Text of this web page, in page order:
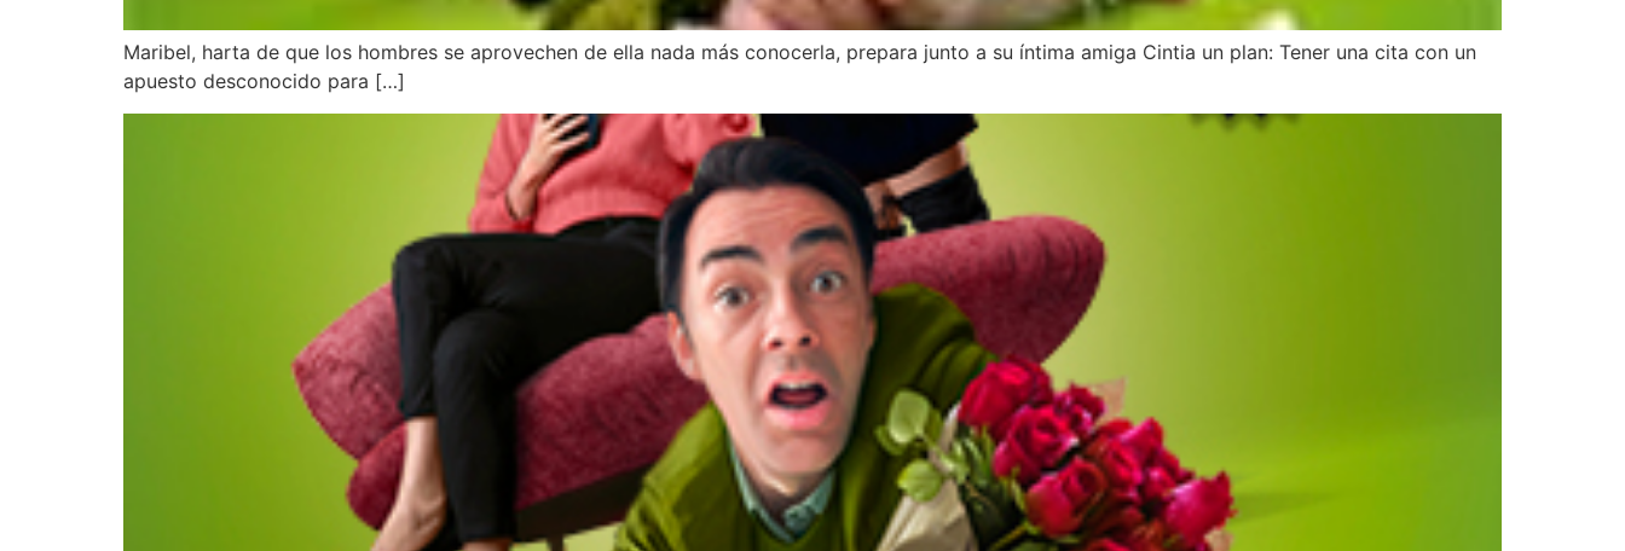
Maribel, harta de que los hombres se aprovechen de ella nada más conocerla, prepara junto a su íntima amiga Cintia un plan: Tener una cita con un
apuesto desconocido para […]